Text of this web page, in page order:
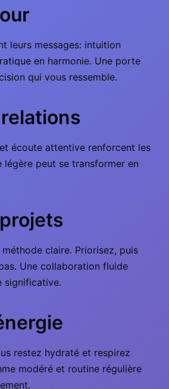
leurs messages: intuition
en harmonie. Une porte
qui vous ressemble.
écoute attentive renforcent les
légère peut se transformer en
claire. Priorisez, puis
Une collaboration fluide
significative.
restez hydraté et respirez
modéré et routine régulière